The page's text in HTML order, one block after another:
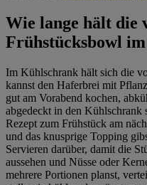
Wie lange hält die
Frühstücksbowl
Im Kühlschrank hält sich die
kannst den Haferbrei mit
gut am Vorabend kochen,
abgedeckt in den Kühlschrank
Rezept zum Frühstück am
und das knusprige Topping
Servieren darüber, damit die
aussehen und Nüsse oder
mehrere Portionen planst,